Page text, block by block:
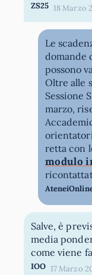
ZS25 18 Marzo
Le
domande
possono
Oltre alle
Sessione
marzo,
retta con
modulo
Salve, è
media
come viene
IOO 17 Marzo